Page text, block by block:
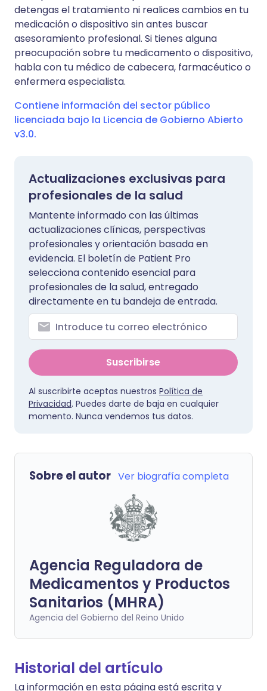
detengas el tratamiento ni realices cambios en tu
medicación o dispositivo sin antes buscar
asesoramiento profesional. Si tienes alguna
preocupación sobre tu medicamento o dispositivo,
habla con tu médico de cabecera, farmacéutico o
enfermera especialista.
Contiene información del sector público
licenciada bajo la Licencia de Gobierno Abierto
v3.0.
Actualizaciones exclusivas para
profesionales de la salud
Mantente informado con las últimas
actualizaciones clínicas, perspectivas
profesionales y orientación basada en
evidencia. El boletín de Patient Pro
selecciona contenido esencial para
profesionales de la salud, entregado
directamente en tu bandeja de entrada.
Suscribirse
Al suscribirte aceptas nuestros Política de
Privacidad. Puedes darte de baja en cualquier
momento. Nunca vendemos tus datos.
Sobre el autor Ver biografía completa
Agencia Reguladora de
Medicamentos y Productos
Sanitarios (MHRA)
Agencia del Gobierno del Reino Unido
Historial del artículo
La información en esta página está escrita y